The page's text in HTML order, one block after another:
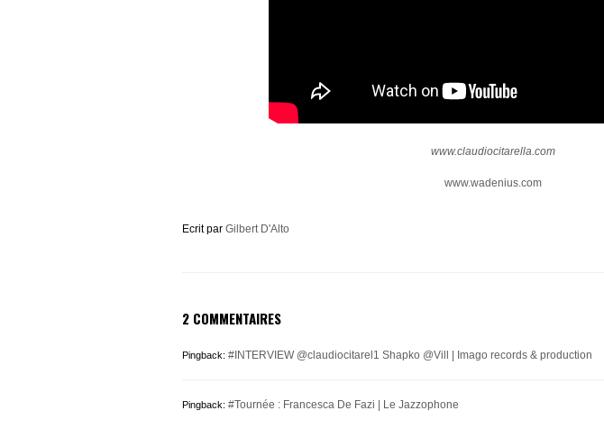
www.claudiocitarella.com
www.wadenius.com
Ecrit par Gilbert D'Alto
2 COMMENTAIRES
Pingback: #INTERVIEW @claudiocitarel1 Shapko @Vill | Imago records & production
Pingback: #Tournée : Francesca De Fazi | Le Jazzophone